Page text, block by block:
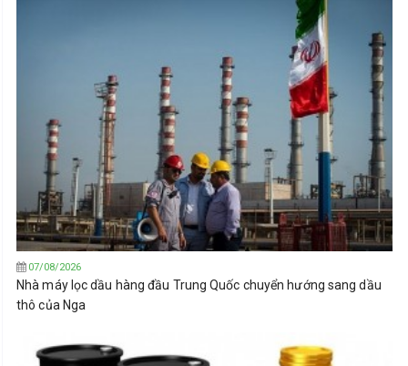
07/08/2026
Nhà máy lọc dầu hàng đầu Trung Quốc chuyển hướng sang dầu
thô của Nga